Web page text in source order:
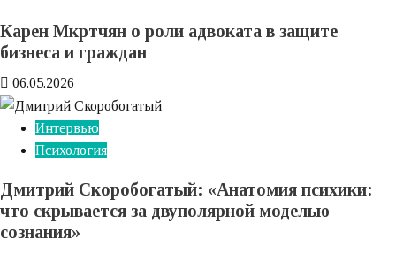
Карен Мкртчян о роли адвоката в защите
бизнеса и граждан
06.05.2026
Интервью
Психология
Дмитрий Скоробогатый: «Анатомия психики:
что скрывается за двуполярной моделью
сознания»‎